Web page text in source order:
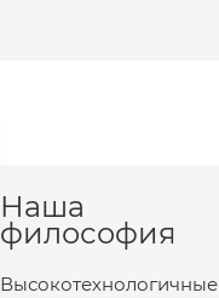
Наша
философия
Высокотехнологичные